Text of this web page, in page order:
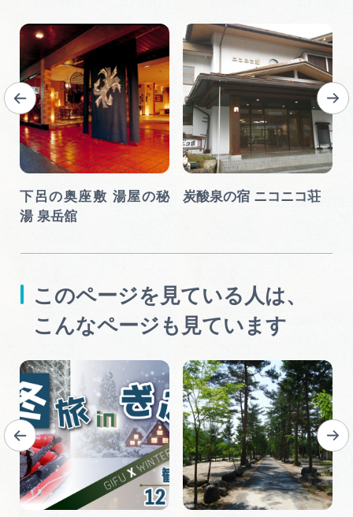
下呂の奥座敷 湯屋の秘
湯 泉岳舘
炭酸泉の宿 ニコニコ荘
このページを見ている人は、
こんなページも見ています